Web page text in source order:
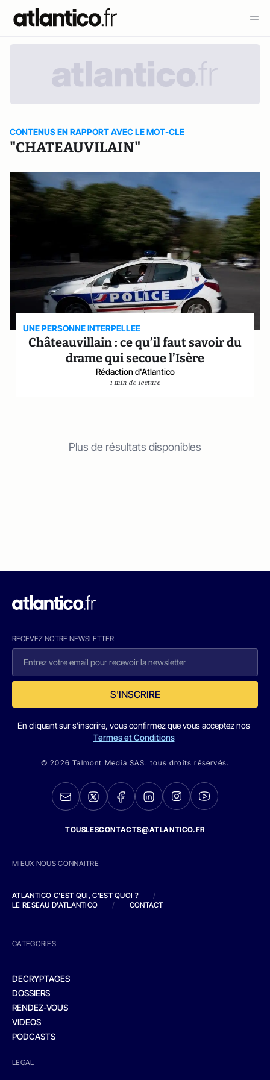
CONTENUS EN RAPPORT AVEC LE MOT-CLE
"CHATEAUVILAIN"
UNE PERSONNE INTERPELLEE
Châteauvillain : ce qu’il faut savoir du
drame qui secoue l’Isère
Rédaction d'Atlantico
1 min de lecture
Plus de résultats disponibles
RECEVEZ NOTRE NEWSLETTER
S'INSCRIRE
En cliquant sur s'inscrire, vous confirmez que vous acceptez nos
Termes et Conditions
© 2026 Talmont Media SAS. tous droits réservés.
TOUSLESCONTACTS@ATLANTICO.FR
MIEUX NOUS CONNAITRE
ATLANTICO C'EST QUI, C'EST QUOI ?
/
LE RESEAU D'ATLANTICO
/ CONTACT
CATEGORIES
DECRYPTAGES
DOSSIERS
RENDEZ-VOUS
VIDEOS
PODCASTS
LEGAL